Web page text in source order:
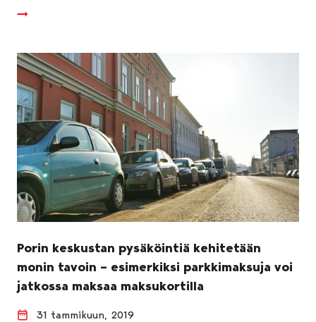
Porin keskustan pysäköintiä kehitetään
monin tavoin – esimerkiksi parkkimaksuja voi
jatkossa maksaa maksukortilla
31 tammikuun, 2019